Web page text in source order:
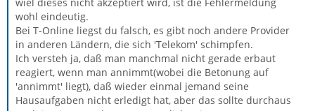
wohl eindeutig.
Bei T-Online liegst du falsch, es gibt noch andere Provider
in anderen Ländern, die sich 'Telekom' schimpfen.
Ich versteh ja, daß man manchmal nicht gerade erbaut
reagiert, wenn man annimmt(wobei die Betonung auf
'annimmt' liegt), daß wieder einmal jemand seine
Hausaufgaben nicht erledigt hat, aber das sollte durchaus